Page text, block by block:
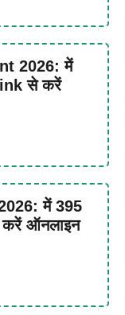
2026: में
से करें
में 395
करें ऑनलाइन